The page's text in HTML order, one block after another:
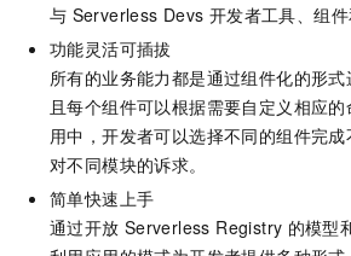
与 Serverless Devs 开发者工具、组件
功能灵活可插拔
所有的业务能力都是通过组件化的形
且每个组件可以根据需要自定义相应
用中，开发者可以选择不同的组件完
对不同模块的诉求。
简单快速上手
通过开放 Serverless Registry 的模型